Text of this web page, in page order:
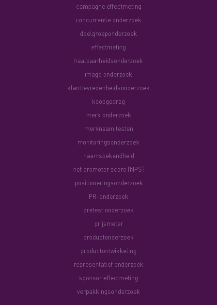
campagne effectmeting
concurrentie onderzoek
doelgroeponderzoek
effectmeting
haalbaarheidsonderzoek
imago onderzoek
klanttevredenheidsonderzoek
koopgedrag
merk onderzoek
merknaam testen
monitoringsonderzoek
naamsbekendheid
net promoter score (NPS)
positioneringsonderzoek
PR-onderzoek
pretest onderzoek
prijsmeter
productonderzoek
productontwikkeling
representatief onderzoek
sponsor effectmeting
verpakkingsonderzoek